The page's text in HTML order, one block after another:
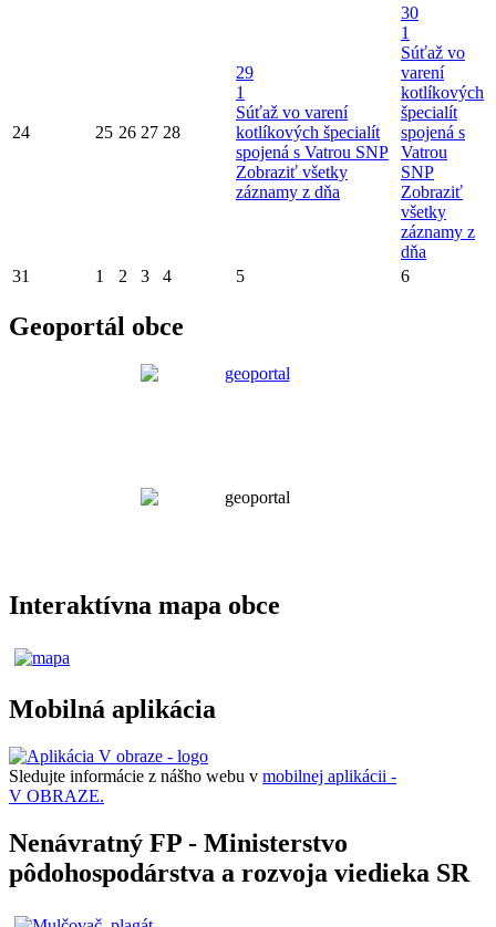
24 25 26 27 28
29
1
Súťaž vo varení
kotlíkových špecialít
spojená s Vatrou SNP
Zobraziť všetky
záznamy z dňa
30
1
Súťaž vo
varení
kotlíkových
špecialít
spojená s
Vatrou
SNP
Zobraziť
všetky
záznamy z
dňa
31
1 2 3 4 5 6
Geoportál obce
Interaktívna mapa obce
Mobilná aplikácia
Sledujte informácie z nášho webu v mobilnej aplikácii -
V OBRAZE.
Nenávratný FP - Ministerstvo
pôdohospodárstva a rozvoja viedieka SR